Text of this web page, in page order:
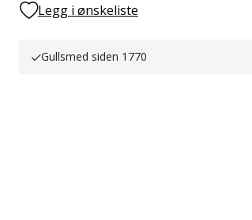
Legg i ønskeliste
Gullsmed siden 1770